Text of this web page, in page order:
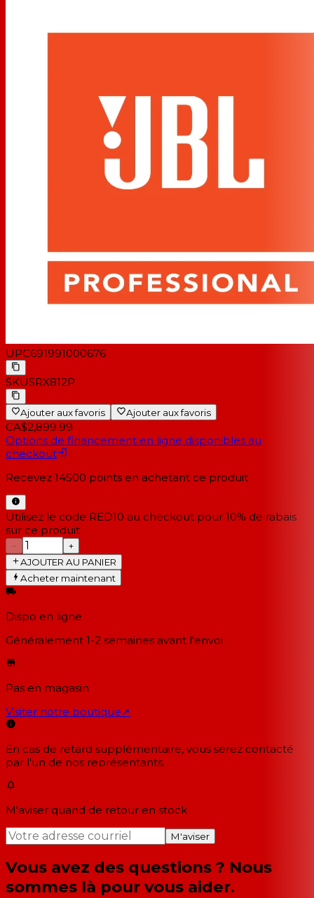
UPC691991000676
SKUSRX812P
Ajouter aux favoris Ajouter aux favoris
CA$2,899.99
Options de financement en ligne disponibles au
checkout
Recevez 14500 points en achetant ce produit
Utilisez le code RED10 au checkout pour 10% de rabais
sur ce produit
−
+
AJOUTER AU PANIER
Acheter maintenant
Dispo en ligne
Généralement 1-2 semaines avant l'envoi
Pas en magasin
Visiter notre boutique↗
En cas de retard supplémentaire, vous serez contacté
par l'un de nos représentants.
M'aviser quand de retour en stock
M'aviser
Vous avez des questions ? Nous
sommes là pour vous aider.